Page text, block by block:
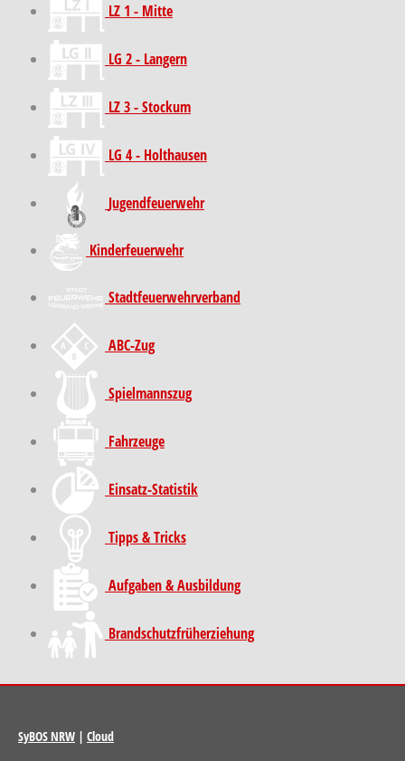
LZ 1 - Mitte
LG 2 - Langern
LZ 3 - Stockum
LG 4 - Holthausen
Jugendfeuerwehr
Kinder­feuer­wehr
Stadt­feuer­wehr­verband
ABC-Zug
Spielmannszug
Fahrzeuge
Einsatz-Statistik
Tipps & Tricks
Aufgaben & Ausbildung
Brand­schutz­früh­erziehung
SyBOS NRW | Cloud